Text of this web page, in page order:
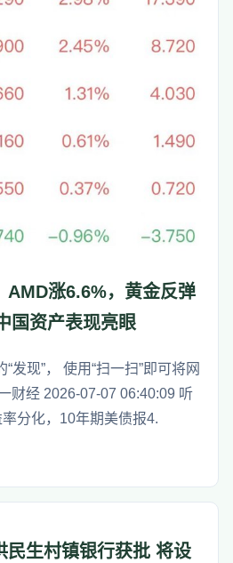
AMD涨6.6%，黄金反弹
国资产表现亮眼
发现”， 使用“扫一扫”即可将网
财经 2026-07-07 06:40:09 听
分化，10年期美债报4.
民生村镇银行获批 将设